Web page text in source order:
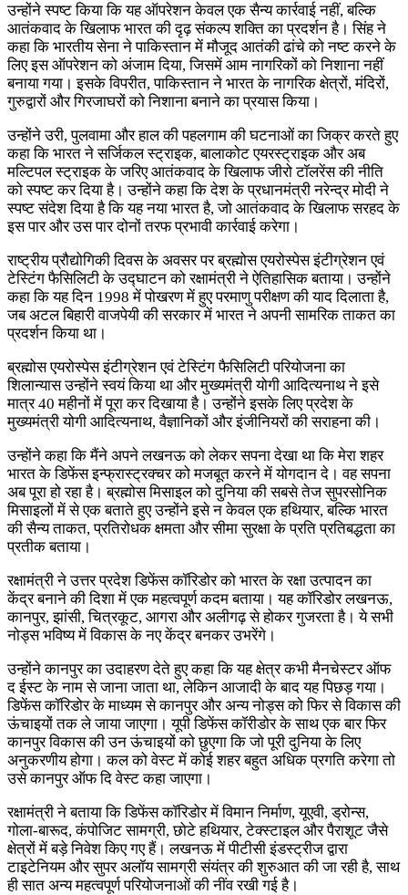
उन्होंने स्पष्ट किया कि यह ऑपरेशन केवल एक सैन्य कार्रवाई नहीं, बल्कि
आतंकवाद के खिलाफ भारत की दृढ़ संकल्प शक्ति का प्रदर्शन है। सिंह ने
कहा कि भारतीय सेना ने पाकिस्तान में मौजूद आतंकी ढांचे को नष्ट करने के
लिए इस ऑपरेशन को अंजाम दिया, जिसमें आम नागरिकों को निशाना नहीं
बनाया गया। इसके विपरीत, पाकिस्तान ने भारत के नागरिक क्षेत्रों, मंदिरों,
गुरुद्वारों और गिरजाघरों को निशाना बनाने का प्रयास किया।
उन्होंने उरी, पुलवामा और हाल की पहलगाम की घटनाओं का जिक्र करते हुए
कहा कि भारत ने सर्जिकल स्ट्राइक, बालाकोट एयरस्ट्राइक और अब
मल्टिपल स्ट्राइक के जरिए आतंकवाद के खिलाफ जीरो टॉलरेंस की नीति
को स्पष्ट कर दिया है। उन्होंने कहा कि देश के प्रधानमंत्री नरेन्द्र मोदी ने
स्पष्ट संदेश दिया है कि यह नया भारत है, जो आतंकवाद के खिलाफ सरहद के
इस पार और उस पार दोनों तरफ प्रभावी कार्रवाई करेगा।
राष्ट्रीय प्रौद्योगिकी दिवस के अवसर पर ब्रह्मोस एयरोस्पेस इंटीग्रेशन एवं
टेस्टिंग फैसिलिटी के उद्घाटन को रक्षामंत्री ने ऐतिहासिक बताया। उन्होंने
कहा कि यह दिन 1998 में पोखरण में हुए परमाणु परीक्षण की याद दिलाता है,
जब अटल बिहारी वाजपेयी की सरकार में भारत ने अपनी सामरिक ताकत का
प्रदर्शन किया था।
ब्रह्मोस एयरोस्पेस इंटीग्रेशन एवं टेस्टिंग फैसिलिटी परियोजना का
शिलान्यास उन्होंने स्वयं किया था और मुख्यमंत्री योगी आदित्यनाथ ने इसे
मात्र 40 महीनों में पूरा कर दिखाया है। उन्होंने इसके लिए प्रदेश के
मुख्यमंत्री योगी आदित्यनाथ, वैज्ञानिकों और इंजीनियरों की सराहना की।
उन्होंने कहा कि मैंने अपने लखनऊ को लेकर सपना देखा था कि मेरा शहर
भारत के डिफेंस इन्फ्रास्ट्रक्चर को मजबूत करने में योगदान दे। वह सपना
अब पूरा हो रहा है। ब्रह्मोस मिसाइल को दुनिया की सबसे तेज सुपरसोनिक
मिसाइलों में से एक बताते हुए उन्होंने इसे न केवल एक हथियार, बल्कि भारत
की सैन्य ताकत, प्रतिरोधक क्षमता और सीमा सुरक्षा के प्रति प्रतिबद्धता का
प्रतीक बताया।
रक्षामंत्री ने उत्तर प्रदेश डिफेंस कॉरिडोर को भारत के रक्षा उत्पादन का
केंद्र बनाने की दिशा में एक महत्वपूर्ण कदम बताया। यह कॉरिडोर लखनऊ,
कानपुर, झांसी, चित्रकूट, आगरा और अलीगढ़ से होकर गुजरता है। ये सभी
नोड्स भविष्य में विकास के नए केंद्र बनकर उभरेंगे।
उन्होंने कानपुर का उदाहरण देते हुए कहा कि यह क्षेत्र कभी मैनचेस्टर ऑफ
द ईस्ट के नाम से जाना जाता था, लेकिन आजादी के बाद यह पिछड़ गया।
डिफेंस कॉरिडोर के माध्यम से कानपुर और अन्य नोड्स को फिर से विकास की
ऊंचाइयों तक ले जाया जाएगा। यूपी डिफेंस कॉरीडोर के साथ एक बार फिर
कानपुर विकास की उन ऊंचाइयों को छुएगा कि जो पूरी दुनिया के लिए
अनुकरणीय होगा। कल को वेस्ट में कोई शहर बहुत अधिक प्रगति करेगा तो
उसे कानपुर ऑफ दि वेस्ट कहा जाएगा।
रक्षामंत्री ने बताया कि डिफेंस कॉरिडोर में विमान निर्माण, यूएवी, ड्रोन्स,
गोला-बारूद, कंपोजिट सामग्री, छोटे हथियार, टेक्स्टाइल और पैराशूट जैसे
क्षेत्रों में बड़े निवेश किए गए हैं। लखनऊ में पीटीसी इंडस्ट्रीज द्वारा
टाइटेनियम और सुपर अलॉय सामग्री संयंत्र की शुरुआत की जा रही है, साथ
ही सात अन्य महत्वपूर्ण परियोजनाओं की नींव रखी गई है।